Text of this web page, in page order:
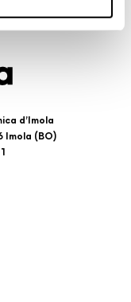
cookie tecnici ed
momento,
d’Imola
Imola (BO)